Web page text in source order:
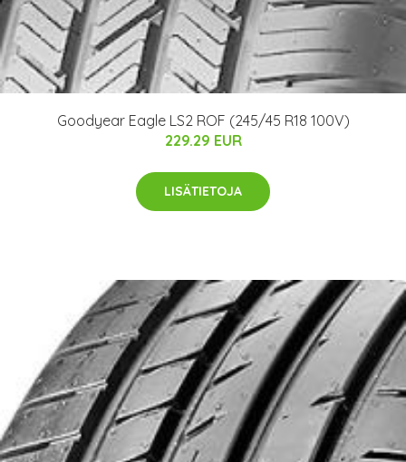
Goodyear Eagle LS2 ROF (245/45 R18 100V)
229.29 EUR
LISÄTIETOJA